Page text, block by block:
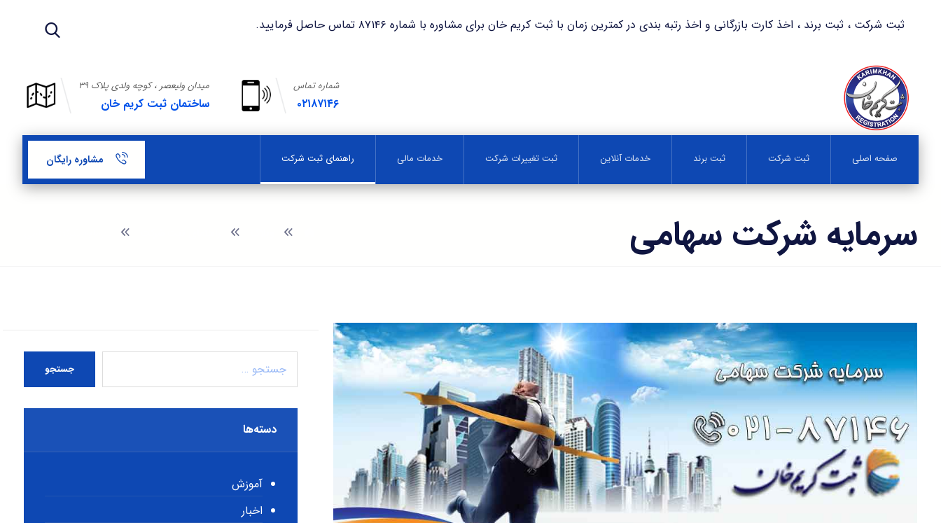
ثبت شرکت ، ثبت برند ، اخذ کارت بازرگانی و اخذ رتبه بندی در کمترین زمان با ثبت کریم خان برای مشاوره با شماره ۸۷۱۴۶ تماس حاصل فرمایید.
میدان ولیعصر ، کوچه ولدی پلاک ۳۹
ساختمان ثبت کریم خان
شماره تماس
۰۲۱۸۷۱۴۶
صفحه اصلی ثبت شرکت ثبت برند خدمات آنلاین ثبت تغییرات شرکت خدمات مالی راهنمای ثبت شرکت مشاوره رایگان
سرمایه شرکت سهامی
جستجو
دسته‌ها
آموزش
اخبار